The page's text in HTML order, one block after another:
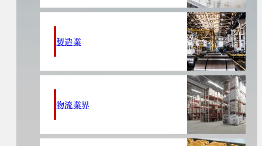
製造業
物流業界